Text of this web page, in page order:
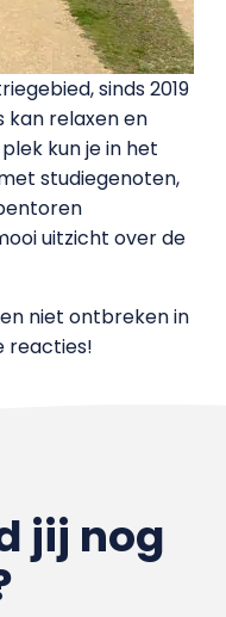
sinds 2019
kan relaxen en
kun je in het
studiegenoten,
uitzicht over de
niet ontbreken in
reacties!
jij nog